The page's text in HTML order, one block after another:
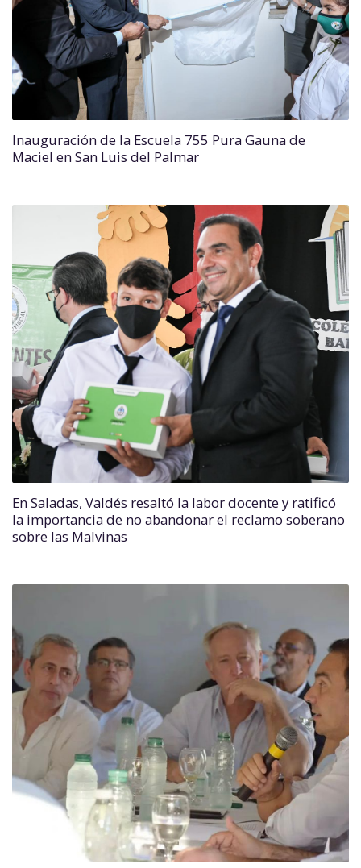
Inauguración de la Escuela 755 Pura Gauna de
Maciel en San Luis del Palmar
En Saladas, Valdés resaltó la labor docente y ratificó
la importancia de no abandonar el reclamo soberano
sobre las Malvinas